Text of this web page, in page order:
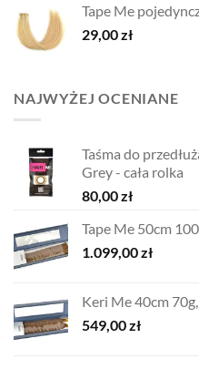
Tape Me
29,00zł
NAJWYŻEJ OCENIANE
Taśma do
Grey - cała rolka
80,00zł
Tape Me 50cm
1.099,00zł
Keri Me 40cm
549,00zł